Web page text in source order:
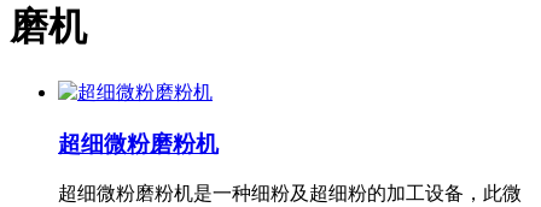
磨机
超细微粉磨粉机
超细微粉磨粉机是一种细粉及超细粉的加工设备，此微